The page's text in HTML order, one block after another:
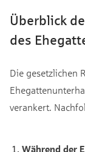
Überblick
des
Die gesetzlichen
verankert.
Während der